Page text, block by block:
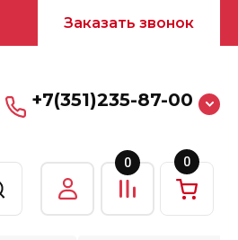
Заказать звонок
+7(351)235-87-00
0 0